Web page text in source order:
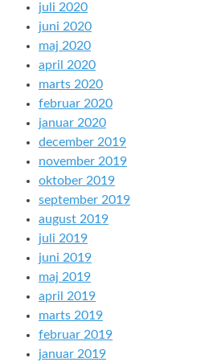
juli 2020
juni 2020
maj 2020
april 2020
marts 2020
februar 2020
januar 2020
december 2019
november 2019
oktober 2019
september 2019
august 2019
juli 2019
juni 2019
maj 2019
april 2019
marts 2019
februar 2019
januar 2019